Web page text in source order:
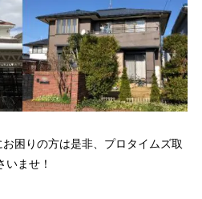
困りの方は是非、プロタイムズ取
ませ！